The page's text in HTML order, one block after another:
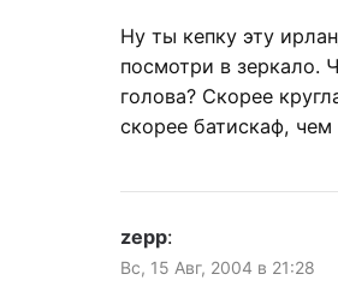
Ну ты кепку эту
посмотри в зеркало.
голова? Скорее
скорее батискаф,
zepp:
Вс, 15 Авг, 2004 в 21:28